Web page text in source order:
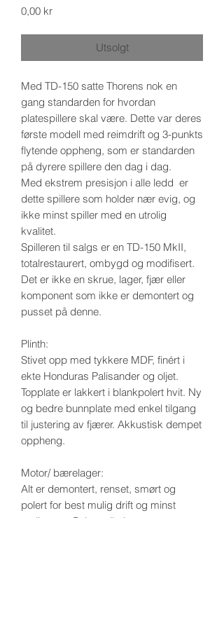
0,00 krPrice
Utsolgt
Med TD-150 satte Thorens nok en
gang standarden for hvordan
platespillere skal være. Dette var deres
første modell med reimdrift og 3-punkts
flytende oppheng, som er standarden
på dyrere spillere den dag i dag.
Med ekstrem presisjon i alle ledd er
dette spillere som holder nær evig, og
ikke minst spiller med en utrolig
kvalitet.
Spilleren til salgs er en TD-150 MkII,
totalrestaurert, ombygd og modifisert.
Det er ikke en skrue, lager, fjær eller
komponent som ikke er demontert og
pusset på denne.
Plinth:
Stivet opp med tykkere MDF, finért i
ekte Honduras Palisander og oljet.
Topplate er lakkert i blankpolert hvit. Ny
og bedre bunnplate med enkel tilgang
til justering av fjærer. Akkustisk dempet
oppheng.
Motor/ bærelager:
Alt er demontert, renset, smørt og
polert for best mulig drift og minst
mulig støy. Polert tallerken og